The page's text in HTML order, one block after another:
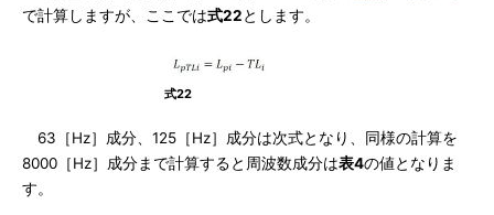
で計算しますが、ここでは式22とします。
式22
63［Hz］成分、125［Hz］成分は次式となり、同様の計算を
8000［Hz］成分まで計算すると周波数成分は表4の値となりま
す。